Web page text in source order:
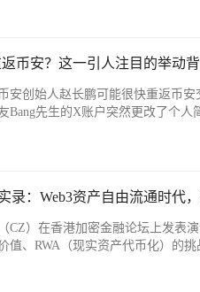
币安？这一引人注目的举动
安创始人赵长鹏可能很快重返币
Bang先生的X账户突然更改了个人
录：Web3资产自由流通时代
CZ）在香港加密金融论坛上发表
值、RWA（现实资产代币化）的